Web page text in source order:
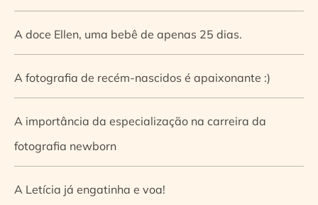
A doce Ellen, uma bebê de apenas 25 dias.
A fotografia de recém-nascidos é apaixonante :)
A importância da especialização na carreira da
fotografia newborn
A Letícia já engatinha e voa!